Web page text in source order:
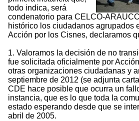
todo indica, será
condenatorio para CELCO-
histórico los ciudadanos agrupados
Acción por los Cisnes, declaramos
1. Valoramos la decisión de no
fue solicitada oficialmente por
otras organizaciones ciudadanas y
septiembre de 2012 (se adjunta
CDE hace posible que ocurra un
instancia, que es lo que toda la
estado esperando desde que se
abril de 2005.